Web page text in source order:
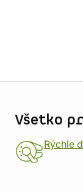
Všetko
Rýchle